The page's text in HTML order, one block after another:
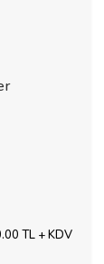
TL + KDV